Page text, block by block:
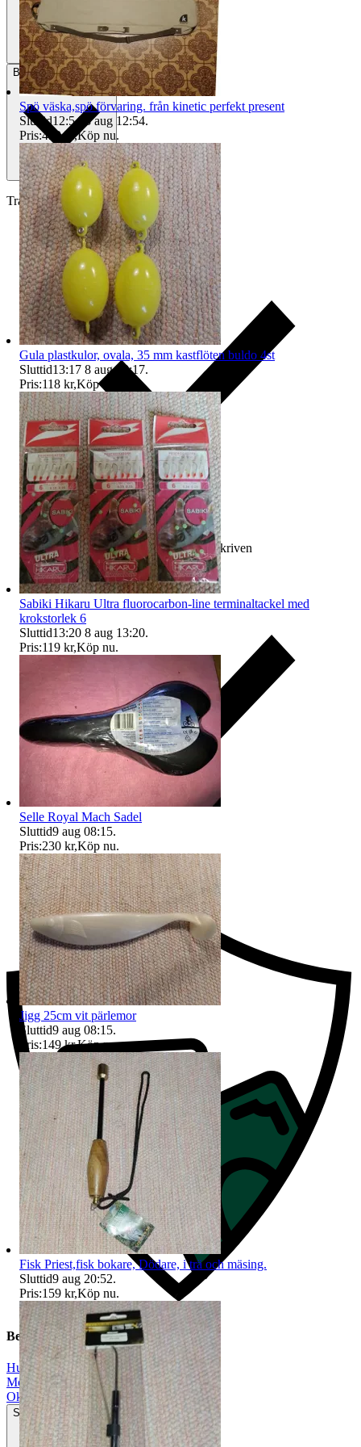
BetalningVia Tradera
Traderas köparskydd
Ersättning om varan inte är som beskriven
Ersättning om du inte får din vara
Beskrivning
Husqvarna|
Motocr|
Okej använt skick
Synliga tecken på slitage
Spö väska,spö förvaring. från kinetic perfekt present
Sluttid12:54 8 aug 12:54.
Pris:499 kr ,Köp nu.
Gula plastkulor, ovala, 35 mm kastflöten buldo 4st
Sluttid13:17 8 aug 13:17.
Pris:118 kr,Köp nu
Sabiki Hikaru Ultra fluorocarbon-line terminaltackel med
krokstorlek 6
Sluttid13:20 8 aug 13:20.
Pris:119 kr,Köp nu.
Selle Royal Mach Sadel
Sluttid9 aug 08:15.
Pris:230 kr,Köp nu.
Jigg 25cm vit pärlemor
Sluttid9 aug 08:15.
Pris:149 kr,Köp nu.
Fisk Priest,fisk bokare, Dödare, i trä och mäsing.
Sluttid9 aug 20:52.
Pris:159 kr,Köp nu.